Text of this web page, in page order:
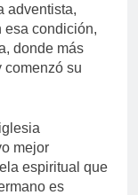
adventista,
esa condición,
donde más
comenzó su
mejor
espiritual que
es